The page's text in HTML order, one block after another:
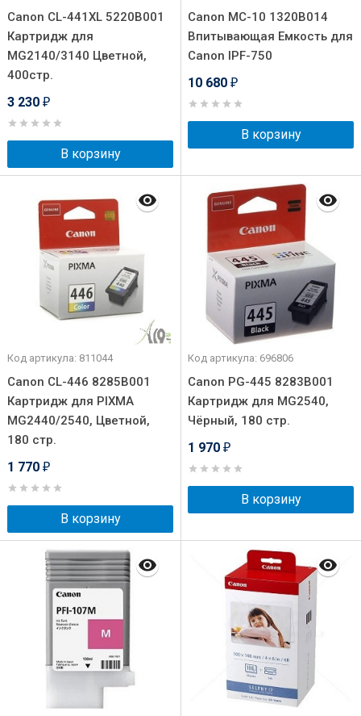
Canon CL-441XL 5220B001
Картридж для
MG2140/3140 Цветной,
400стр.
3 230 ₽
В корзину
Canon МС-10 1320B014
Впитывающая Емкость для
Canon IPF-750
10 680 ₽
В корзину
Код артикула: 811044
Canon CL-446 8285B001
Картридж для PIXMA
MG2440/2540, Цветной,
180 стр.
1 770 ₽
В корзину
Код артикула: 696806
Canon PG-445 8283B001
Картридж для MG2540,
Чёрный, 180 стр.
1 970 ₽
В корзину